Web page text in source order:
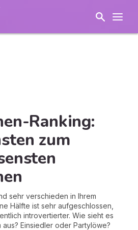
Ranking:
zum
sehr verschieden in Ihrem
Hälfte ist sehr aufgeschlossen,
introvertierter. Wie sieht es
aus? Einsiedler oder Partylöwe?